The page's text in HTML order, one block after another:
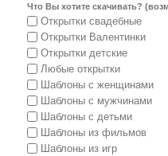
Что Вы хотите скачивать?
Открытки свадебные
Открытки Валентинки
Открытки детские
Любые открытки
Шаблоны с женщинами
Шаблоны с мужчинами
Шаблоны с детьми
Шаблоны из фильмов
Шаблоны из игр